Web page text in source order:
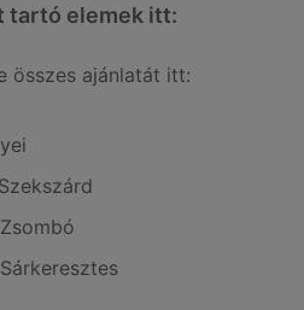
tartó elemek itt:
összes ajánlatát itt: